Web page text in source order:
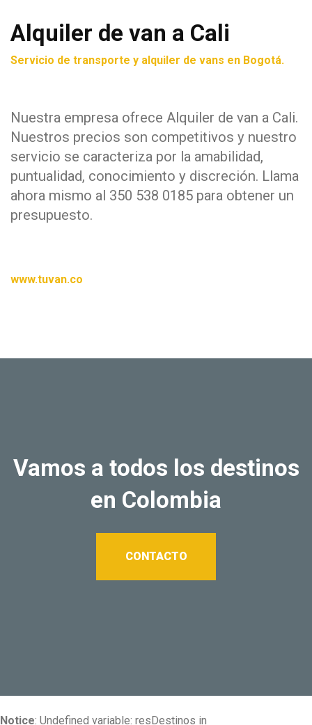
Alquiler de van a Cali
Servicio de transporte y alquiler de vans en Bogotá.
Nuestra empresa ofrece Alquiler de van a Cali.
Nuestros precios son competitivos y nuestro
servicio se caracteriza por la amabilidad,
puntualidad, conocimiento y discreción. Llama
ahora mismo al 350 538 0185 para obtener un
presupuesto.
www.tuvan.co
Vamos a todos los destinos
en Colombia
CONTACTO
Notice: Undefined variable: resDestinos in